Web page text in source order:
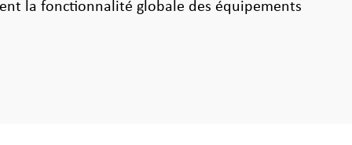
la fonctionnalité globale des équipements